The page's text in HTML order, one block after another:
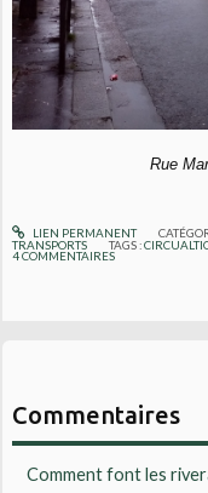
Rue
LIEN PERMANENT
TRANSPORTS
TAGS :
4COMMENTAIRES
Commentaires
Comment font les